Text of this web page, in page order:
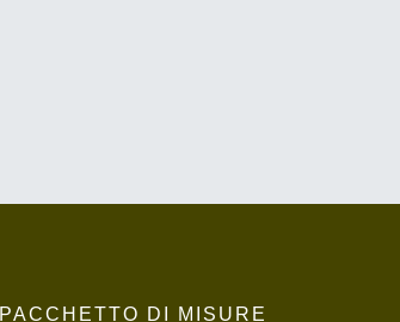
PACCHETTO DI MISURE